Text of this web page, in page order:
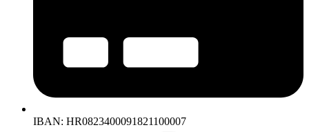
IBAN: HR0823400091821100007